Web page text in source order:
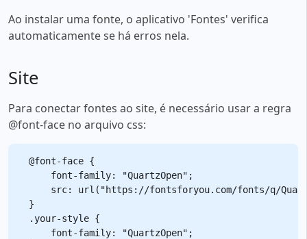
Ao instalar uma fonte, o aplicativo 'Fontes' verifica
automaticamente se há erros nela.
Site
Para conectar fontes ao site, é necessário usar a regra
@font-face no arquivo css:
@font-face {
    font-family: "QuartzOpen";
src: url("https://fontsforyou.com/fonts/q/
}
.your-style {
    font-family: "QuartzOpen";